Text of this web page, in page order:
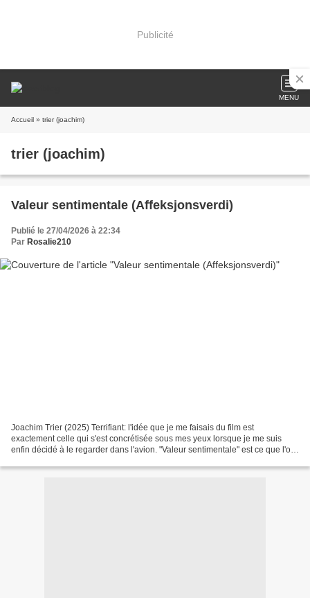
Publicité
MENU
Accueil » trier (joachim)
trier (joachim)
Valeur sentimentale (Affeksjonsverdi)
Publié le 27/04/2026 à 22:34
Par Rosalie210
Joachim Trier (2025) Terrifiant: l'idée que je me faisais du film est
exactement celle qui s'est concrétisée sous mes yeux lorsque je me suis
enfin décidé à le regarder dans l'avion. "Valeur sentimentale" est ce que l'on